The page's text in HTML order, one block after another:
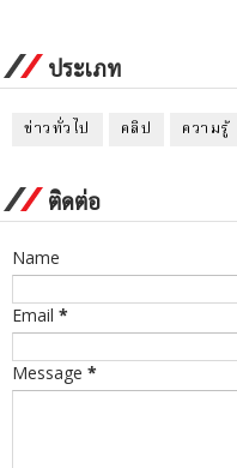
ประเภท
ข่าวทั่วไป คลิป ความรู้
ติดต่อ
Name
Email *
Message *